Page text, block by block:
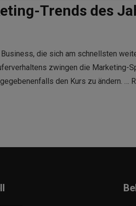
Trends des
die sich am schnellsten
zwingen die Marketing-
den Kurs zu ändern. …